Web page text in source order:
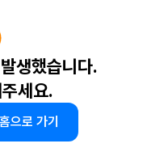
생했습니다.
세요.
홈으로 가기